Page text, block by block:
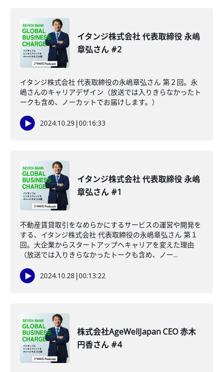
イタンジ株式会社 代表取締役 永嶋
章弘さん #2
イタンジ株式会社 代表取締役の永嶋章弘さん 第２回。永
嶋さんのキャリアデザイン（放送では入りきらなかったト
ークも含め、ノーカットでお届けします。）
2024.10.29 |00:16:33
イタンジ株式会社 代表取締役 永嶋
章弘さん #1
不動産賃貸取引をなめらかにするサービスの運営や開発を
する、イタンジ株式会社 代表取締役の永嶋章弘さん 第１
回。大企業からスタートアップへキャリアを変えた理由
（放送では入りきらなかったトークも含め、ノー...
2024.10.28 |00:13:22
株式会社AgeWellJapan CEO 赤木
円香さん #4